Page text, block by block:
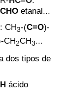
CHOetanal...
CH3-(C=O)-
CH2CH3...
dos tipos de
ácido